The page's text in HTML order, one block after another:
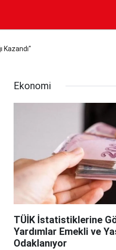
Kazandı"
Ekonomi
TÜİK İstatistiklerine
Yardımlar Emekli ve
Odaklanıyor